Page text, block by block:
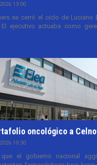
13:00
se cerró el ciclo de Luciano
ejecutivo actuaba como
oncológico a
10:30
el gobierno nacional